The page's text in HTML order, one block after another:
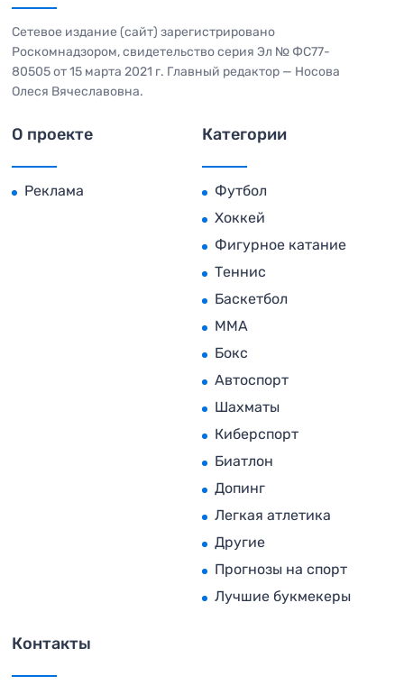
Сетевое издание (сайт) зарегистрировано
Роскомнадзором, свидетельство серия Эл № ФС77-
80505 от 15 марта 2021 г. Главный редактор — Носова
Олеся Вячеславовна.
О проекте
Реклама
Категории
Футбол
Хоккей
Фигурное катание
Теннис
Баскетбол
MMA
Бокс
Автоспорт
Шахматы
Киберспорт
Биатлон
Допинг
Легкая атлетика
Другие
Прогнозы на спорт
Лучшие букмекеры
Контакты